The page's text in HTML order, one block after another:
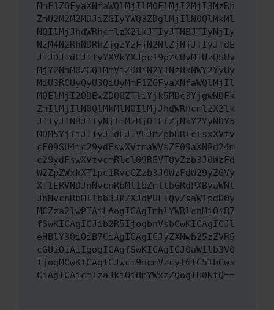
MmF1ZGFyaXNfaWQlMjIlM0ElMjI2MjI3MzRh
ZmU2M2M2MDJiZGIyYWQ3ZDglMjIlN0QlMkMl
N0IlMjJhdWRhcmlzX2lkJTIyJTNBJTIyNjIy
NzM4N2RhNDRkZjgzYzFjN2NlZjNjJTIyJTdE
JTJDJTdCJTIyYXVkYXJpc19pZCUyMiUzQSUy
MjY2NmM0ZGQ1MmViZDBiN2Y1NzBkNWY2YyUy
MiU3RCUyQyU3QiUyMmF1ZGFyaXNfaWQlMjIl
M0ElMjI2ODEwZDQ0ZTliYjk5MDc3YjgwNDFk
ZmIlMjIlN0QlMkMlN0IlMjJhdWRhcmlzX2lk
JTIyJTNBJTIyNjlmMzRjOTFlZjNkY2YyNDY5
MDM5YjliJTIyJTdEJTVEJmZpbHRlclsxXVtv
cF09SU4mc29ydFswXVtmaWVsZF09aXNPd24m
c29ydFswXVtvcmRlcl09REVTQyZzb3J0WzFd
W2ZpZWxkXT1pc1RvcCZzb3J0WzFdW29yZGVy
XT1ERVNDJnNvcnRbMl1bZmllbGRdPXByaWNl
JnNvcnRbMl1bb3JkZXJdPUFTQyZsaW1pdD0y
MCZza2lwPTAiLAogICAgImhlYWRlcnMiOiB7
fSwKICAgICJib2R5IjogbnVsbCwKICAgICJl
eHBlY3QiOiB7CiAgICAgICJyZXNwb25zZVR5
cGUiOiAiIgogICAgfSwKICAgICJ0aW1lb3V0
IjogMCwKICAgICJwcm9ncmVzcyI6IG51bGws
CiAgICAicmlza3kiOiBmYWxzZQogIH0KfQ==